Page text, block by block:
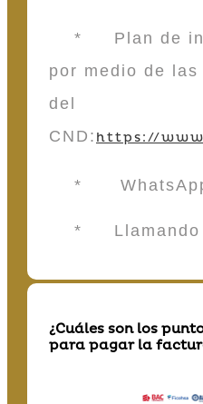
* Plan de
por medio de
del
CND: https://
*
* Llamando
¿Cuáles son los
para pagar la